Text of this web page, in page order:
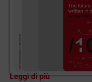
Leggi di più